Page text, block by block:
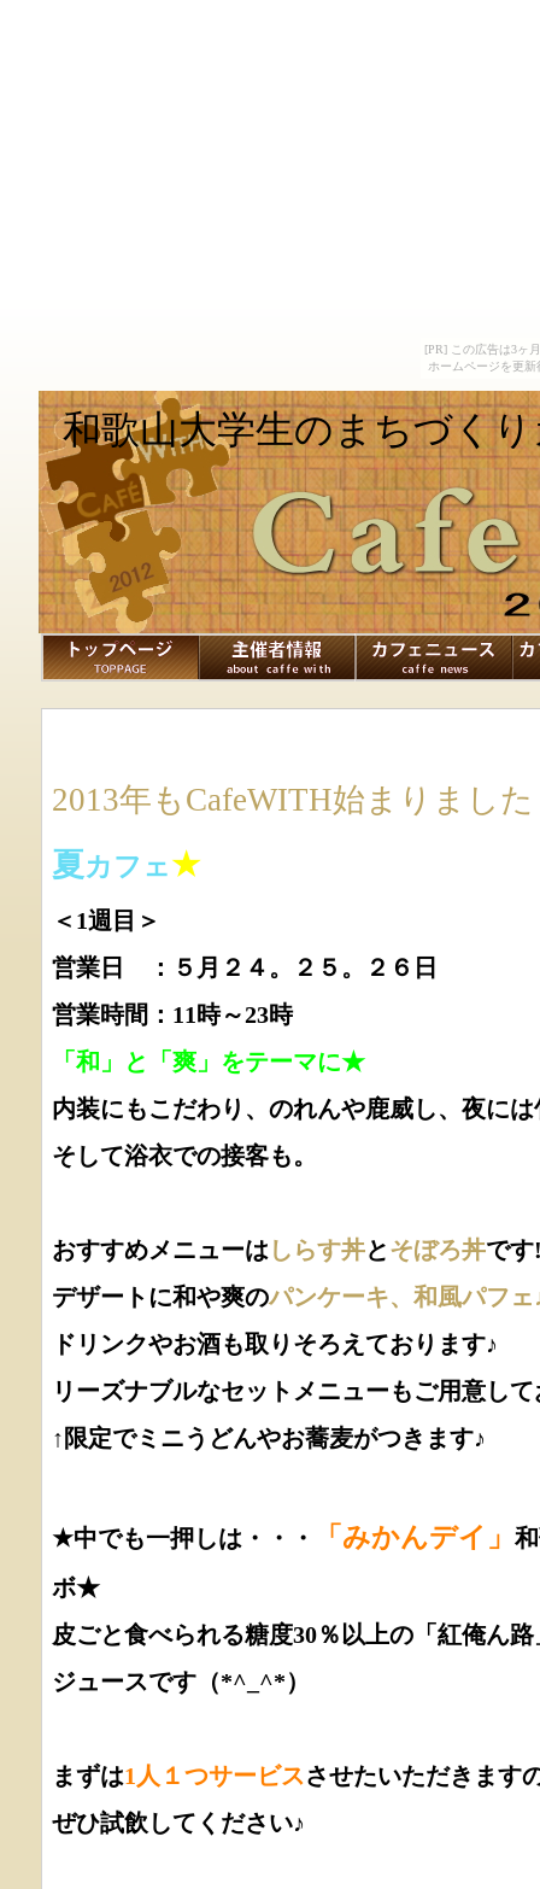
[PR] この広告は3ヶ
ホームページを更
和歌山大学生のまちづく
2013年もCafeWITH始まりまし
夏カフェ★
＜1週目＞
営業日 ：５月２４。２５。２６日
営業時間：11時～23時
「和」と「爽」をテーマに★
内装にもこだわり、のれんや鹿威し、夜に
そして浴衣での接客も。
おすすめメニューは しらす丼とそぼろ丼で
デザートに和や爽のパンケーキ、和風パフェ
ドリンクやお酒も取りそろえております♪
リーズナブルなセットメニューもご用意し
↑限定でミニうどんやお蕎麦がつきます♪
★中でも一押しは・・・ 「みかんデイ」
ボ★
皮ごと食べられる糖度30％以上の「紅俺ん
ジュースです（*^_^*）
まずは1人１つサービスさせたいただきます
ぜひ試飲してください♪